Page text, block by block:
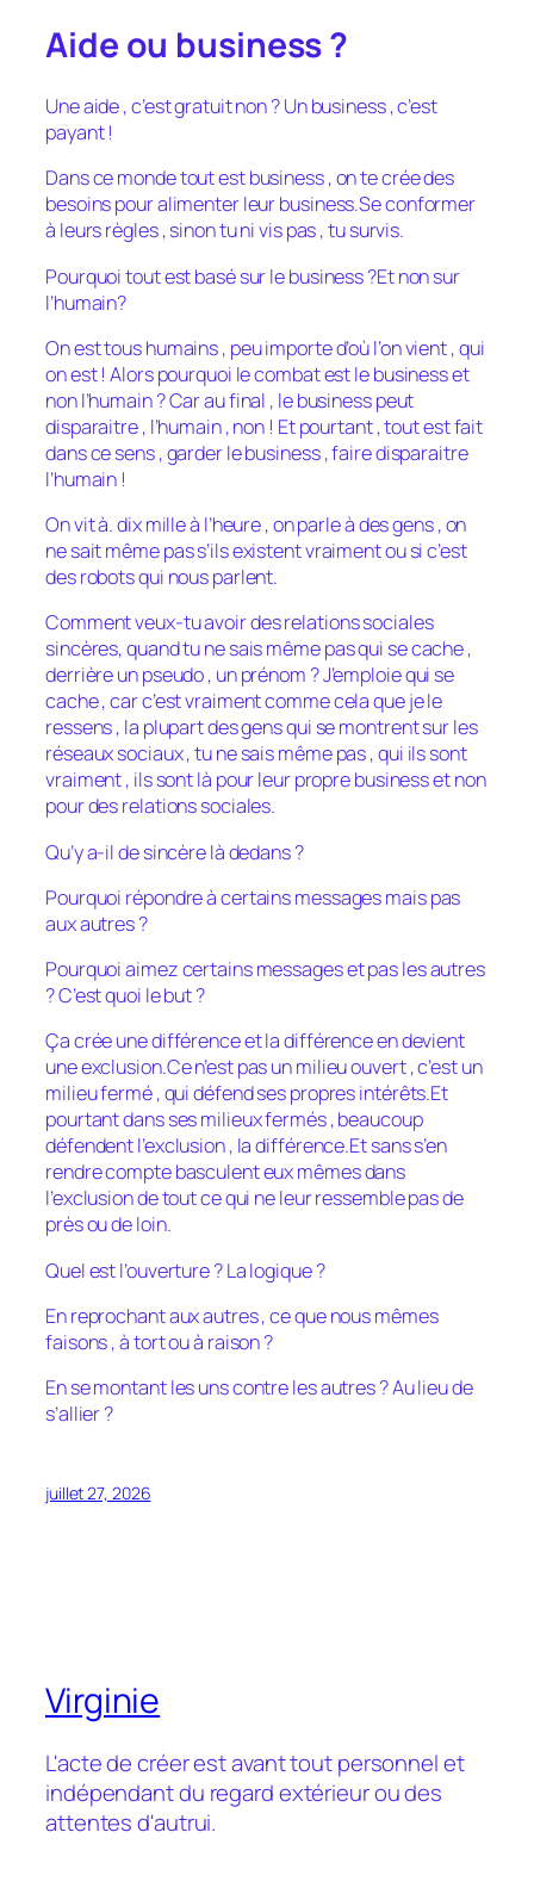
Aide ou business ?
Une aide , c’est gratuit non ? Un business , c’est
payant !
Dans ce monde tout est business , on te crée des
besoins pour alimenter leur business.Se conformer
à leurs règles , sinon tu ni vis pas , tu survis.
Pourquoi tout est basé sur le business ?Et non sur
l’humain?
On est tous humains , peu importe d’où l’on vient , qui
on est ! Alors pourquoi le combat est le business et
non l’humain ? Car au final , le business peut
disparaitre , l’humain , non ! Et pourtant , tout est fait
dans ce sens , garder le business , faire disparaitre
l’humain !
On vit à. dix mille à l’heure , on parle à des gens , on
ne sait même pas s’ils existent vraiment ou si c’est
des robots qui nous parlent.
Comment veux-tu avoir des relations sociales
sincères, quand tu ne sais même pas qui se cache ,
derrière un pseudo , un prénom ? J’emploie qui se
cache , car c’est vraiment comme cela que je le
ressens , la plupart des gens qui se montrent sur les
réseaux sociaux , tu ne sais même pas , qui ils sont
vraiment , ils sont là pour leur propre business et non
pour des relations sociales.
Qu’y a-il de sincère là dedans ?
Pourquoi répondre à certains messages mais pas
aux autres ?
Pourquoi aimez certains messages et pas les autres
? C’est quoi le but ?
Ça crée une différence et la différence en devient
une exclusion.Ce n’est pas un milieu ouvert , c’est un
milieu fermé , qui défend ses propres intérêts.Et
pourtant dans ses milieux fermés , beaucoup
défendent l’exclusion , la différence.Et sans s’en
rendre compte basculent eux mêmes dans
l’exclusion de tout ce qui ne leur ressemble pas de
près ou de loin.
Quel est l’ouverture ? La logique ?
En reprochant aux autres , ce que nous mêmes
faisons , à tort ou à raison ?
En se montant les uns contre les autres ? Au lieu de
s’allier ?
juillet 27, 2026
Virginie
L'acte de créer est avant tout personnel et
indépendant du regard extérieur ou des
attentes d'autrui.